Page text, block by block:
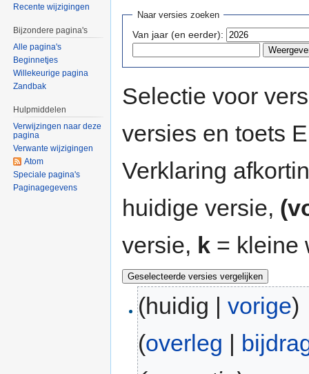
Naar versies zoeken
Van jaar (en eerder):
Selectie voor
versies en toets
Verklaring
huidige versie,
versie, k = kleine
(huidig |vorige)
(overleg |
Recente wijzigingen
Bijzondere pagina's
Alle pagina's
Beginnetjes
Willekeurige pagina
Zandbak
Hulpmiddelen
Verwijzingen naar deze
pagina
Verwante wijzigingen
Atom
Speciale pagina's
Paginagegevens